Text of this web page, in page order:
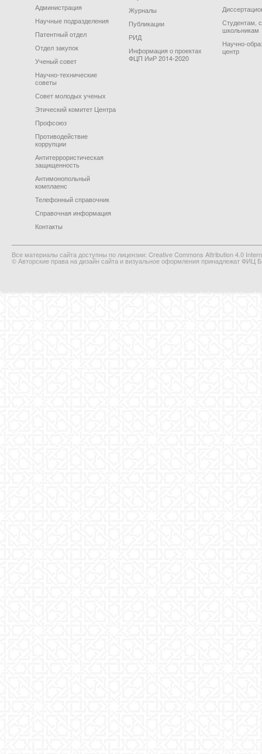
Администрация
Научные подразделения
Патентный отдел
Отдел закупок
Ученый совет
Научно-технические
советы
Совет молодых ученых
Этический комитет Центра
Профсоюз
Противодействие
коррупции
Антитеррористическая
защищенность
Антимонопольный
комплаенс
Телефонный справочник
Справочная информация
Контакты
Журналы
Публикации
РИД
Информация о проектах
ФЦП ИиР 2014-2020
Студентам,
школьникам
Научно-
центр
Все материалы сайта доступны по лицензии: Creative Commons Attribution 4.0
© Авторские права на дизайн сайта и визуальное оформления принадлежат ФИЦ